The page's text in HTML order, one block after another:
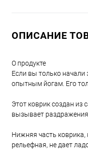
ОПИСАНИЕ
О продукте
Если вы только начали
опытным йогам. Его
Этот коврик создан из
вызывает раздражения
Нижняя часть коврика,
рельефная, не дает